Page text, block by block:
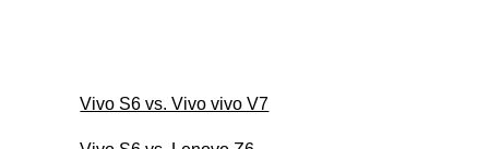
Vivo S6 vs. Vivo vivo V7